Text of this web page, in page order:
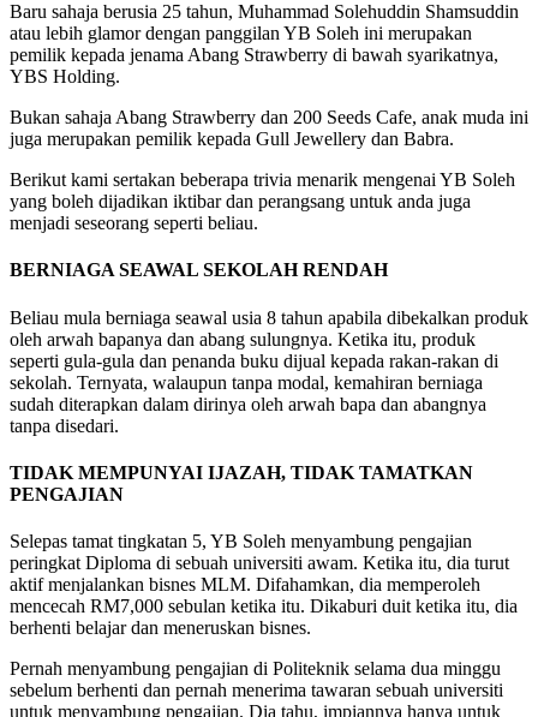
Baru sahaja berusia 25 tahun, Muhammad Solehuddin Shamsuddin
atau lebih glamor dengan panggilan YB Soleh ini merupakan
pemilik kepada jenama Abang Strawberry di bawah syarikatnya,
YBS Holding.
Bukan sahaja Abang Strawberry dan 200 Seeds Cafe, anak muda ini
juga merupakan pemilik kepada Gull Jewellery dan Babra.
Berikut kami sertakan beberapa trivia menarik mengenai YB Soleh
yang boleh dijadikan iktibar dan perangsang untuk anda juga
menjadi seseorang seperti beliau.
BERNIAGA SEAWAL SEKOLAH RENDAH
Beliau mula berniaga seawal usia 8 tahun apabila dibekalkan produk
oleh arwah bapanya dan abang sulungnya. Ketika itu, produk
seperti gula-gula dan penanda buku dijual kepada rakan-rakan di
sekolah. Ternyata, walaupun tanpa modal, kemahiran berniaga
sudah diterapkan dalam dirinya oleh arwah bapa dan abangnya
tanpa disedari.
TIDAK MEMPUNYAI IJAZAH, TIDAK TAMATKAN
PENGAJIAN
Selepas tamat tingkatan 5, YB Soleh menyambung pengajian
peringkat Diploma di sebuah universiti awam. Ketika itu, dia turut
aktif menjalankan bisnes MLM. Difahamkan, dia memperoleh
mencecah RM7,000 sebulan ketika itu. Dikaburi duit ketika itu, dia
berhenti belajar dan meneruskan bisnes.
Pernah menyambung pengajian di Politeknik selama dua minggu
sebelum berhenti dan pernah menerima tawaran sebuah universiti
untuk menyambung pengajian. Dia tahu, impiannya hanya untuk